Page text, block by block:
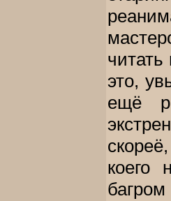
это,
ещё
коего